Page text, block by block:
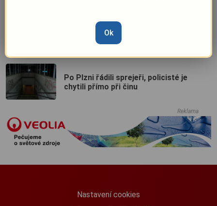
V Klatovech řádil sprejer, nápisy
vyzdobil most
Po Plzni řádili sprejeři, policisté je
chytili přímo při činu
Reklama
Nastavení cookies
Ok